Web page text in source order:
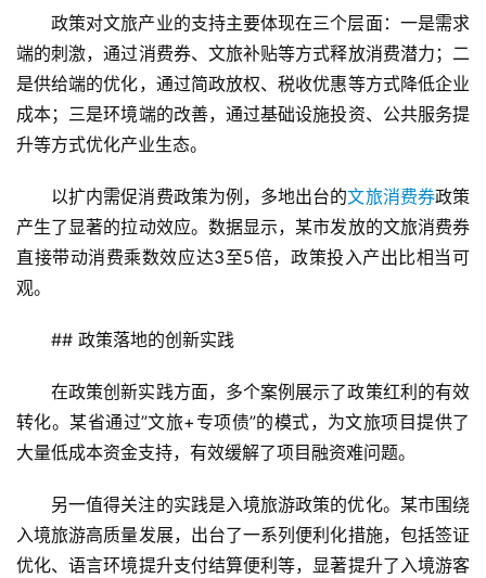
页
二
消
政策对文旅产业的支持主要体现在三个层面：一是需求
端的刺激，通过消费券、文旅补贴等方式释放消费潜力；二
是供给端的优化，通过简政放权、税收优惠等方式降低企业
成本；三是环境端的改善，通过基础设施投资、公共服务提
升等方式优化产业生态。
以扩内需促消费政策为例，多地出台的文旅消费券政策
产生了显著的拉动效应。数据显示，某市发放的文旅消费券
直接带动消费乘数效应达3至5倍，政策投入产出比相当可
观。
## 政策落地的创新实践
在政策创新实践方面，多个案例展示了政策红利的有效
转化。某省通过”文旅+专项债”的模式，为文旅项目提供了
大量低成本资金支持，有效缓解了项目融资难问题。
另一值得关注的实践是入境旅游政策的优化。某市围绕
入境旅游高质量发展，出台了一系列便利化措施，包括签证
优化、语言环境提升支付结算便利等，显著提升了入境游客